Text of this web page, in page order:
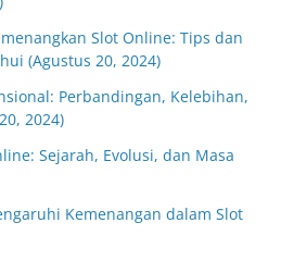
Slot Online: Tips dan
(Agustus 20, 2024)
Perbandingan, Kelebihan,
2024)
Sejarah, Evolusi, dan Masa
Kemenangan dalam Slot